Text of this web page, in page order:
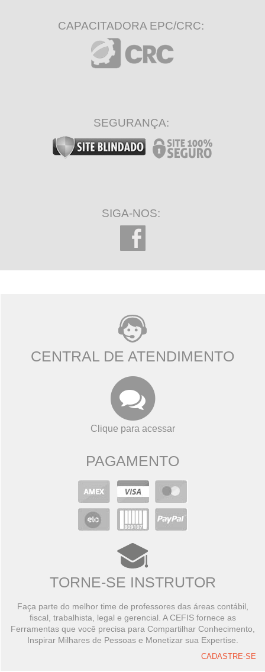
CAPACITADORA EPC/CRC:
SEGURANÇA:
SIGA-NOS:
CENTRAL DE ATENDIMENTO
Clique para acessar
PAGAMENTO
TORNE-SE INSTRUTOR
Faça parte do melhor time de professores das áreas contábil,
fiscal, trabalhista, legal e gerencial. A CEFIS fornece as
Ferramentas que você precisa para Compartilhar Conhecimento,
Inspirar Milhares de Pessoas e Monetizar sua Expertise.
CADASTRE-SE